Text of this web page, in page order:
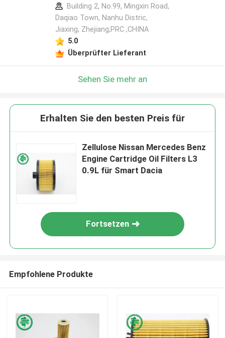
Building 2, No.99, Mingxin Road,
Daqiao Town, Nanhu Distric,
Jiaxing, Zhejiang,PRC ,CHINA
5.0
Überprüfter Lieferant
Sehen Sie mehr an
Erhalten Sie den besten Preis für
Zellulose Nissan Mercedes Benz
Engine Cartridge Oil Filters L3
0.9L für Smart Dacia
Fortsetzen
Empfohlene Produkte